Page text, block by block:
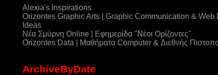
Alexia's Inspirations
Orizontes Graphic Arts | Graphic Communication & Web
Ideas
Νέα Σμύρνη Online | Εφημερίδα "Νέοι Ορίζοντες"
Orizontes Data | Μαθήματα Computer & Διεθνής
ArchiveByDate